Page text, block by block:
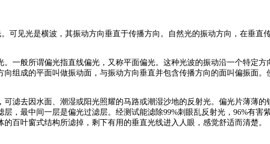
可见光是横波，其振动方向垂直于传播方向。自然光的振动方向，在垂
一般所谓偏光指直线偏光，又称平面偏光。这种光波的振动沿一个特定
组成的平面叫做振动面，与振动方向垂直并包含传播方向的面叫偏振面
滤去因水面、潮湿或阳光照耀的马路或潮湿沙地的反射光。偏光片薄薄
，最中间一层是偏光过滤层。经测试能滤除99%刺眼乱反射光，96%有
百叶窗式结构所滤掉，剩下有用的垂直光线进入人眼，感觉舒适而清楚。